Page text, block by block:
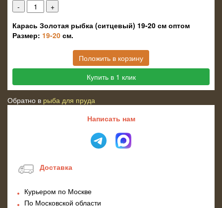
Карась Золотая рыбка (ситцевый) 19-20 см оптом
Размер: 19-20 см.
Положить в корзину
Купить в 1 клик
Обратно в рыба для пруда
Написать нам
Доставка
Курьером по Москве
По Московской области